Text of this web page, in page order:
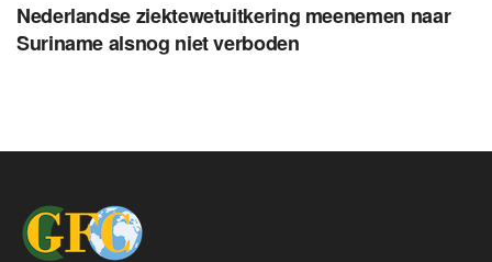
Nederlandse ziektewetuitkering meenemen naar
Suriname alsnog niet verboden